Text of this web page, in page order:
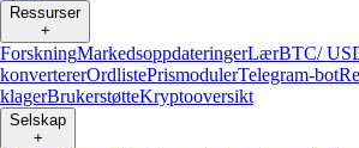
Ressurser
+
ForskningMarkedsoppdateringerLærBTC/
konvertererOrdlistePrismodulerTelegram-bot
klagerBrukerstøtteKryptooversikt
Selskap
+